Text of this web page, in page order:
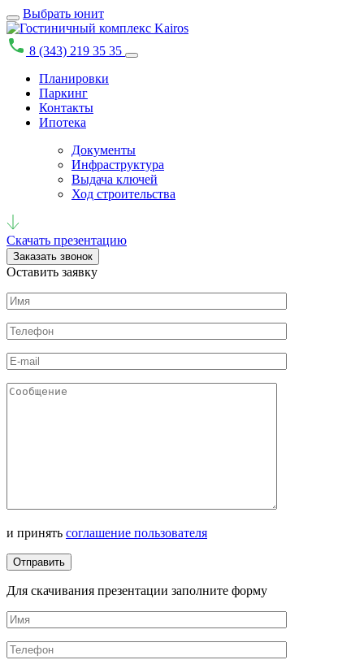
Выбрать юнит
8 (343) 219 35 35
Планировки
Паркинг
Контакты
Ипотека
Документы
Инфраструктура
Выдача ключей
Ход строительства
Скачать презентацию
Заказать звонок
Оставить заявку
и принять соглашение пользователя
Для скачивания презентации заполните форму